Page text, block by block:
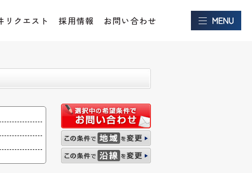
リクエスト 採用情報 お問い合わせ